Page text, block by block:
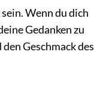
Wenn du dich
Gedanken zu
Geschmack des